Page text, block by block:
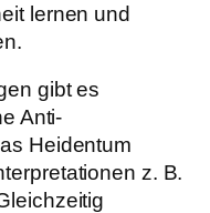
lernen und
gibt es
Anti-
Heidentum
z. B.